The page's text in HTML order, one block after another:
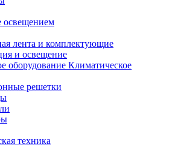
освещением
лента и комплектующие
и освещение
Климатическое
решетки
техника